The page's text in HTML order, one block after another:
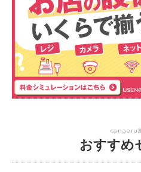
canaeru
おすすめ